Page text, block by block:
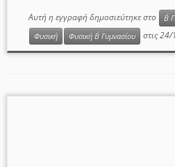
Αυτή η εγγραφή δημοσιεύτηκε στο Β΄
Φυσική
Φυσική Β΄ Γυμνασίου στις24/